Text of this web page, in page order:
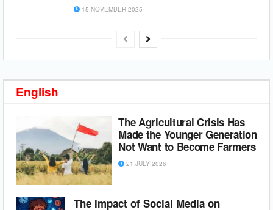
15 NOVEMBER 2025
English
The Agricultural Crisis Has
Made the Younger Generation
Not Want to Become Farmers
21 JULY 2026
The Impact of Social Media on